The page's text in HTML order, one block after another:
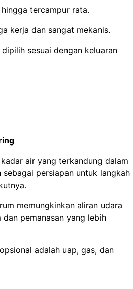
tercampur rata.
kerja dan sangat mekanis.
sesuai dengan keluaran
air yang terkandung dalam
sebagai persiapan untuk langkah
memungkinkan aliran udara
dan pemanasan yang lebih
adalah uap, gas, dan